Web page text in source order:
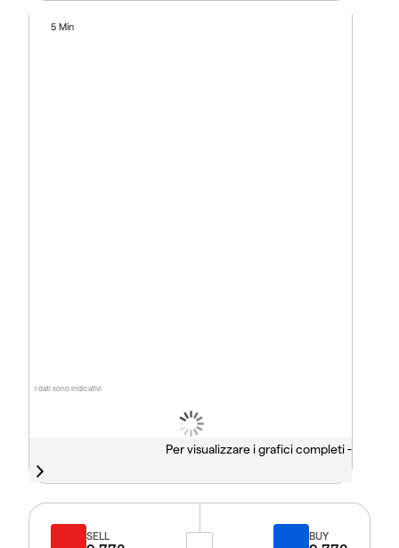
I dati sono indicativi
5 Min
Per visualizzare i grafici completi -
SELL BUY